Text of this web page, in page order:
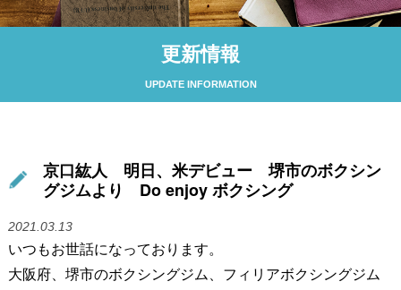
更新情報
UPDATE INFORMATION
京口紘人 明日、米デビュー 堺市のボクシン
グジムより Do enjoy ボクシング
2021.03.13
いつもお世話になっております。
大阪府、堺市のボクシングジム、フィリアボクシングジム